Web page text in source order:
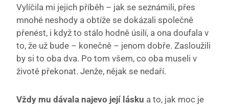
Vylíčila mi jejich příběh – jak se seznámili, přes
mnohé neshody a obtíže se dokázali společně
přenést, i když to stálo hodně úsilí, a ona doufala v
to, že už bude – konečně – jenom dobře. Zasloužili
by si to oba dva. Po tom všem, co oba museli v
životě překonat. Jenže, nějak se nedaří.
Vždy mu dávala najevo její lásku a to, jak moc je